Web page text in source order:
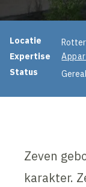
Locatie
Expertise
Status
Zeven
karakter.